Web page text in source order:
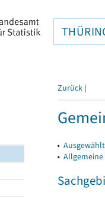
Zurück |
▸
▸